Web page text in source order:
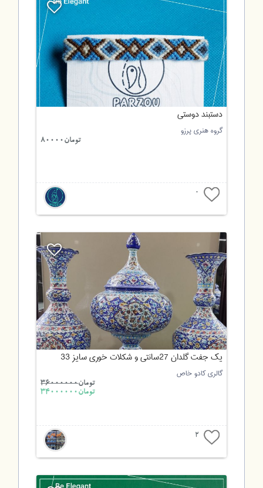
دستبند دوستی
گروه هنری پرزو
تومان80000
0
یک جفت گلدان 27سانتی و شکلات خوری سایز 33
گالری کادو خاص
تومان36000000
تومان34000000
2